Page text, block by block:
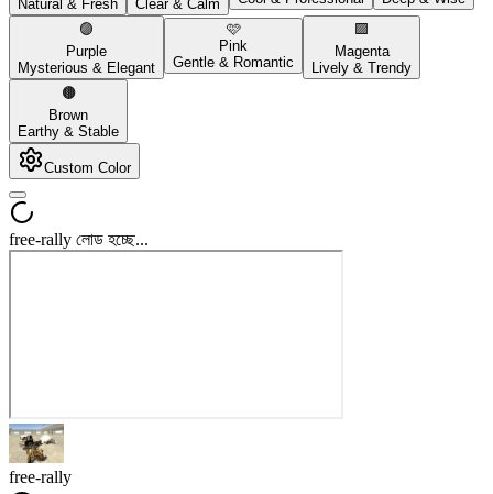
Natural & Fresh
Clear & Calm
🟣
Purple
Mysterious & Elegant
🩷
Pink
Gentle & Romantic
🟪
Magenta
Lively & Trendy
🟤
Brown
Earthy & Stable
Custom Color
free-rally লোড হচ্ছে...
free-rally